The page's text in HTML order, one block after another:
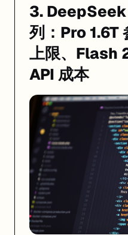
3.
列：Pro 1.6T
上限、Flash
API 成本